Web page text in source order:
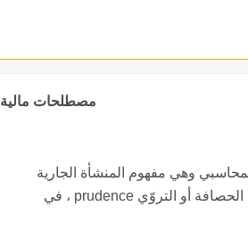
مصطلحات مالية
وهي مفهوم المنشأة الجارية
ongoing concern والاتّساق أو الانتظام consistency ومفهوم الحصافة أو التروّي prudence ، في